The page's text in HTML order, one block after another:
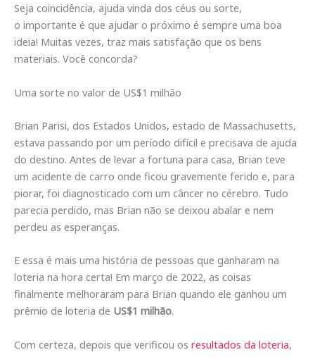
Seja coincidência, ajuda vinda dos céus ou sorte,
o importante é que ajudar o próximo é sempre uma boa
ideia! Muitas vezes, traz mais satisfação que os bens
materiais. Você concorda?
Uma sorte no valor de US$1 milhão
Brian Parisi, dos Estados Unidos, estado de Massachusetts,
estava passando por um período difícil e precisava de ajuda
do destino. Antes de levar a fortuna para casa, Brian teve
um acidente de carro onde ficou gravemente ferido e, para
piorar, foi diagnosticado com um câncer no cérebro. Tudo
parecia perdido, mas Brian não se deixou abalar e nem
perdeu as esperanças.
E essa é mais uma história de pessoas que ganharam na
loteria na hora certa! Em março de 2022, as coisas
finalmente melhoraram para Brian quando ele ganhou um
prêmio de loteria de US$1 milhão.
Com certeza, depois que verificou os resultados da loteria,